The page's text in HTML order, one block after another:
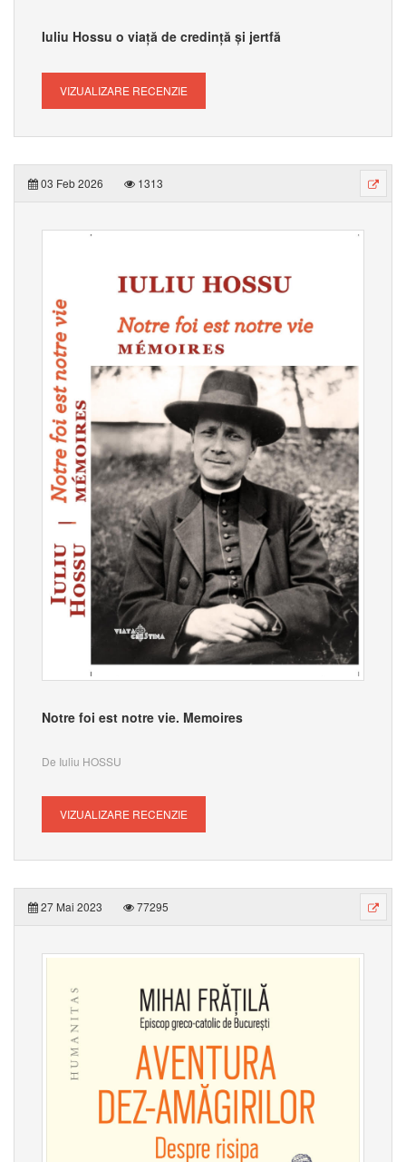
Iuliu Hossu o viață de credință și jertfă
VIZUALIZARE RECENZIE
03 Feb 2026 1313
Notre foi est notre vie. Memoires
De Iuliu HOSSU
VIZUALIZARE RECENZIE
27 Mai 2023 77295